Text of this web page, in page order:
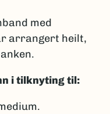
med
arrangert heilt,
i tilknyting til: